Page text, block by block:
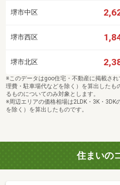
堺市中区
堺市西区
堺市北区
※このデータはgoo住宅・不動産に掲載さ
理費・駐車場代などを除く）を算出したも
るものについてのみ対象とします。
※周辺エリアの価格相場は2LDK・3K・
を除く）を算出したものです。
住まいの